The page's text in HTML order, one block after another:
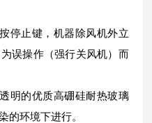
停止键，机器除风机外立
误操作（强行关风机）而
明的优质高硼硅耐热玻璃
的环境下进行。